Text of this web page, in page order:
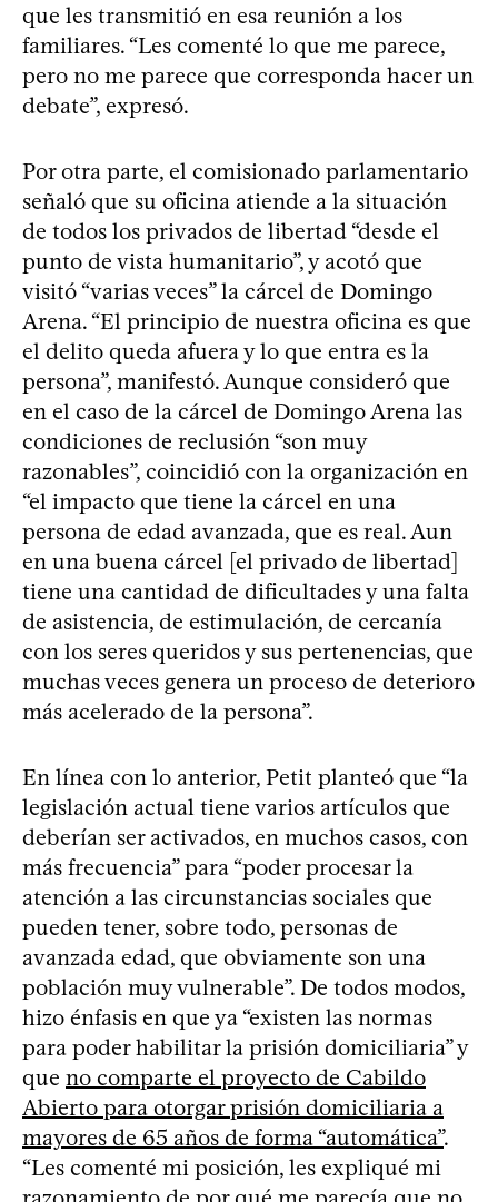
que les transmitió en esa reunión a los
familiares. “Les comenté lo que me parece,
pero no me parece que corresponda hacer un
debate”, expresó.
Por otra parte, el comisionado parlamentario
señaló que su oficina atiende a la situación
de todos los privados de libertad “desde el
punto de vista humanitario”, y acotó que
visitó “varias veces” la cárcel de Domingo
Arena. “El principio de nuestra oficina es que
el delito queda afuera y lo que entra es la
persona”, manifestó. Aunque consideró que
en el caso de la cárcel de Domingo Arena las
condiciones de reclusión “son muy
razonables”, coincidió con la organización en
“el impacto que tiene la cárcel en una
persona de edad avanzada, que es real. Aun
en una buena cárcel [el privado de libertad]
tiene una cantidad de dificultades y una falta
de asistencia, de estimulación, de cercanía
con los seres queridos y sus pertenencias, que
muchas veces genera un proceso de deterioro
más acelerado de la persona”.
En línea con lo anterior, Petit planteó que “la
legislación actual tiene varios artículos que
deberían ser activados, en muchos casos, con
más frecuencia” para “poder procesar la
atención a las circunstancias sociales que
pueden tener, sobre todo, personas de
avanzada edad, que obviamente son una
población muy vulnerable”. De todos modos,
hizo énfasis en que ya “existen las normas
para poder habilitar la prisión domiciliaria” y
que no comparte el proyecto de Cabildo
Abierto para otorgar prisión domiciliaria a
mayores de 65 años de forma “automática”.
“Les comenté mi posición, les expliqué mi